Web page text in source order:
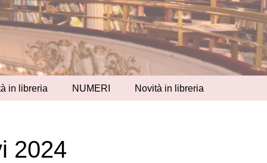
in libreria NUMERI Novità in libreria
2024